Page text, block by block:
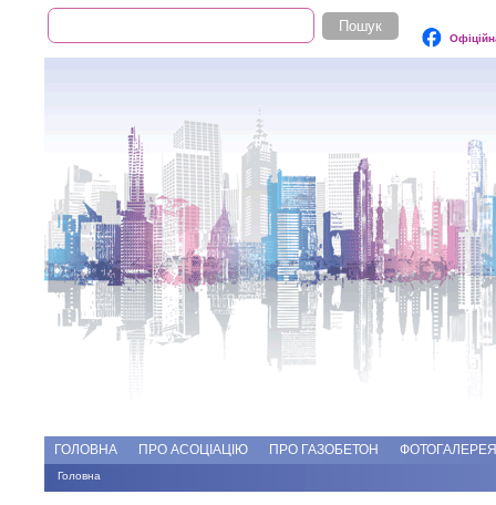
Пошукова форма
Пошук
ГОЛОВНА ПРО АСОЦІАЦІЮ ПРО ГАЗОБЕТОН ФОТОГАЛЕРЕЯ
Ви є тут
Головна